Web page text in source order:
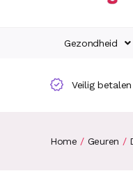
Gezondheid
Veilig
Home / Geuren /